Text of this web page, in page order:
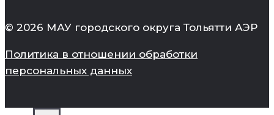
© 2026 МАУ городского округа Тольятти АЭР
Политика в отношении обработки
персональных данных